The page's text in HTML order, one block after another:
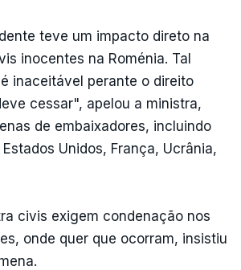
teve um impacto direto na
inocentes na Roménia. Tal
inaceitável perante o direito
cessar", apelou a ministra,
de embaixadores, incluindo
Unidos, França, Ucrânia,
civis exigem condenação nos
onde quer que ocorram, insistiu